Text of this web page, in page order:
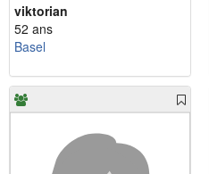
viktorian
52 ans
Basel